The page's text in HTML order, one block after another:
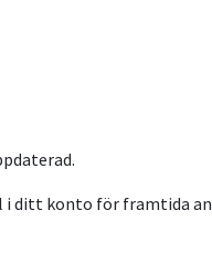
i ditt konto för framtida